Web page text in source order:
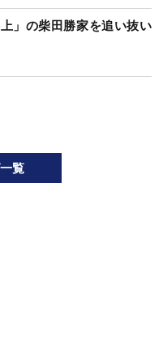
」の柴田勝家を追い抜い
覧